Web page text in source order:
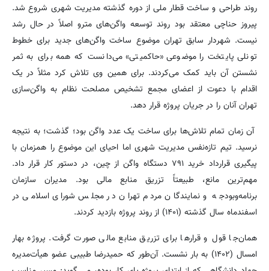
روند طراحی و ساخت قطار ملی از دوره گذشته مدیریت شهری شروع شد.
پیروز حناچی معتقد بود روند توسعه واگن‌های مترو اصلاً در حال رشد
نیست. شهردار سابق تهران موضوع ساخت واگن‌های جدید برای خطوط
تونلی پایتخت را موضوعی «حاکمیتی» می‌دانست که همه برای به ثمر
نشستن آن باید کمک می‌کردند. برای همین وی تلاش کرد مثلاً در یک
اقدام با دعوت از اعضای مجمع تشخیص مصلحت نظام به واگن‌سازی
تهران آنان را در جریان پروژه قرار دهد.
آن زمان تمام تلاش‌ها برای ساخت یک عدد واگن بود؛ گذشت؛ به نتیجه
نرسید. تیم تازه‌نفس مدیریت شهری اما احیای این موضوع را همزمان با
پیگیری قرارداد خرید ۷۹۱ دستگاه واگن از چین، در دستور کار قرار داد.
مهم‌ترین مانع، طبیعتاً تزریق منابع مالی بود. مدیران سازمان
برنامه‌وبودجه و نمایندگان مردم تهران در مجلس شورای اسلامی در
اسفندماه سال گذشته (۱۴۰۱) از روند پروژه بازدید کردند.
همان‌جا قول و قرارها برای تزریق منابع مالی صورت گرفت. پروژه بهار
امسال (۱۴۰۲) به بار نشست. آن‌طور که حمیدرضا طبیبی عضو هیأت‌مدیره